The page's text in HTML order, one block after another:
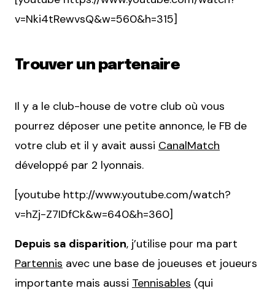
v=Nki4tRewvsQ&w=560&h=315]
Trouver un partenaire
Il y a le club-house de votre club où vous
pourrez déposer une petite annonce, le FB de
votre club et il y avait aussi CanalMatch
développé par 2 lyonnais.
[youtube http://www.youtube.com/watch?
v=hZj-Z7IDfCk&w=640&h=360]
Depuis sa disparition, j’utilise pour ma part
Partennis avec une base de joueuses et joueurs
importante mais aussi Tennisables (qui